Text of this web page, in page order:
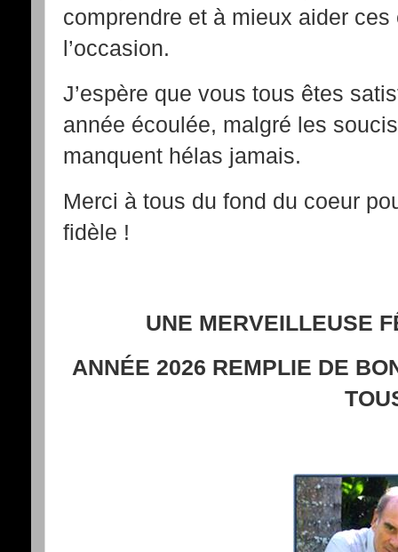
comprendre et à mieux aider ces
l’occasion.
J’espère que vous tous êtes
année écoulée, malgré les
manquent hélas jamais.
Merci à tous du fond du coeur
fidèle !
UNE MERVEILLEUSE
ANNÉE 2026 REMPLIE DE